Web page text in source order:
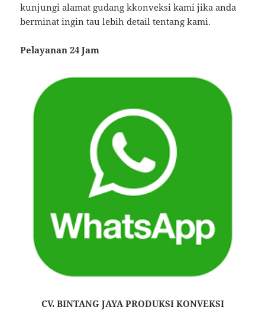
kunjungi alamat gudang kkonveksi kami jika anda
berminat ingin tau lebih detail tentang kami.
Pelayanan 24 Jam
CV. BINTANG JAYA PRODUKSI KONVEKSI